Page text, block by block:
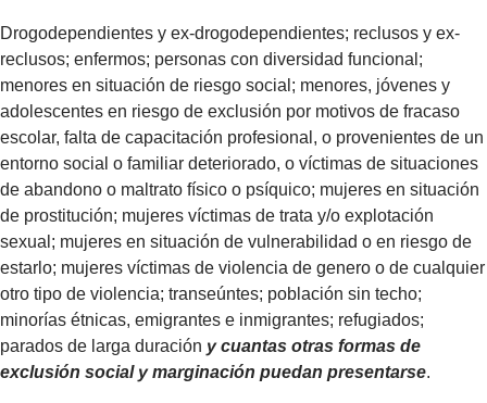
Drogodependientes y ex-drogodependientes; reclusos y ex-
reclusos; enfermos; personas con diversidad funcional;
menores en situación de riesgo social; menores, jóvenes y
adolescentes en riesgo de exclusión por motivos de fracaso
escolar, falta de capacitación profesional, o provenientes de un
entorno social o familiar deteriorado, o víctimas de situaciones
de abandono o maltrato físico o psíquico; mujeres en situación
de prostitución; mujeres víctimas de trata y/o explotación
sexual; mujeres en situación de vulnerabilidad o en riesgo de
estarlo; mujeres víctimas de violencia de genero o de cualquier
otro tipo de violencia; transeúntes; población sin techo;
minorías étnicas, emigrantes e inmigrantes; refugiados;
parados de larga duración y cuantas otras formas de
exclusión social y marginación puedan presentarse.